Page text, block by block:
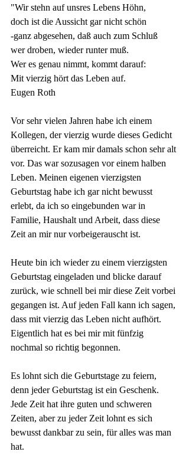
"Wir stehn auf unsres Lebens Höhn,
doch ist die Aussicht gar nicht schön
-ganz abgesehen, daß auch zum Schluß
wer droben, wieder runter muß.
Wer es genau nimmt, kommt darauf:
Mit vierzig hört das Leben auf.
Eugen Roth
Vor sehr vielen Jahren habe ich einem
Kollegen, der vierzig wurde dieses Gedicht
überreicht. Er kam mir damals schon sehr alt
vor. Das war sozusagen vor einem halben
Leben. Meinen eigenen vierzigsten
Geburtstag habe ich gar nicht bewusst
erlebt, da ich so eingebunden war in
Familie, Haushalt und Arbeit, dass diese
Zeit an mir nur vorbeigerauscht ist.
Heute bin ich wieder zu einem vierzigsten
Geburtstag eingeladen und blicke darauf
zurück, wie schnell bei mir diese Zeit vorbei
gegangen ist. Auf jeden Fall kann ich sagen,
dass mit vierzig das Leben nicht aufhört.
Eigentlich hat es bei mir mit fünfzig
nochmal so richtig begonnen.
Es lohnt sich die Geburtstage zu feiern,
denn jeder Geburtstag ist ein Geschenk.
Jede Zeit hat ihre guten und schweren
Zeiten, aber zu jeder Zeit lohnt es sich
bewusst dankbar zu sein, für alles was man
hat.